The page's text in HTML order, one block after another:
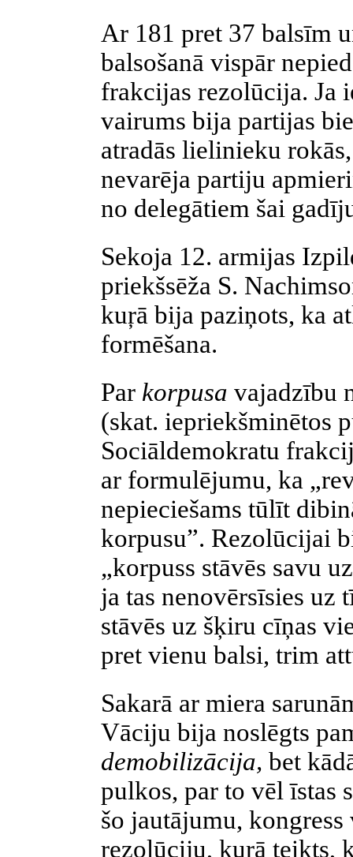
Ar 181 pret 37 balsīm
balsošanā vispār
frakcijas rezolūcija. Ja
vairums bija partijas
atradās lielinieku
nevarēja partiju
no delegātiem šai
Sekoja 12. armijas
priekšsēža S.
kuŗā bija paziņots, ka
formēšana.
Par korpusa vajadzību
(skat. iepriekšminētos
Sociāldemokratu
ar formulējumu, ka
nepieciešams tūlīt
korpusu”. Rezolūcijai
„korpuss stāvēs savu
ja tas nenovērsīsies uz
stāvēs uz šķiru cīņas
pret vienu balsi, trim
Sakarā ar miera
Vāciju bija noslēgts
demobilizācija, bet
pulkos, par to vēl īstas
šo jautājumu,
rezolūciju, kuŗā teikts,